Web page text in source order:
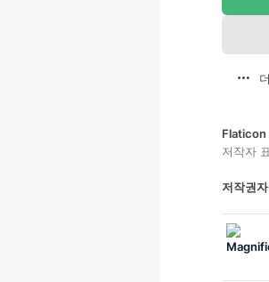
Flaticon
저작자
저작권